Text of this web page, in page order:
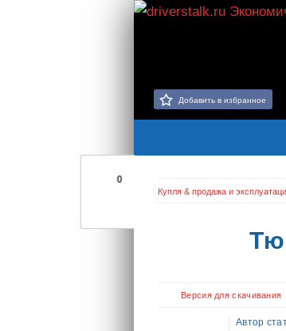
Добавить в избранное
0
Купля & продажа и
Версия для скачивания
Автор